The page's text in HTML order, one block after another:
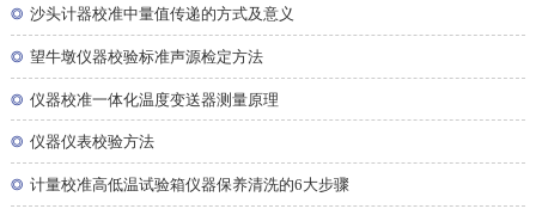
◎ 沙头计器校准中量值传递的方式及意义
◎ 望牛墩仪器校验标准声源检定方法
◎ 仪器校准一体化温度变送器测量原理
◎ 仪器仪表校验方法
◎ 计量校准高低温试验箱仪器保养清洗的6大步骤